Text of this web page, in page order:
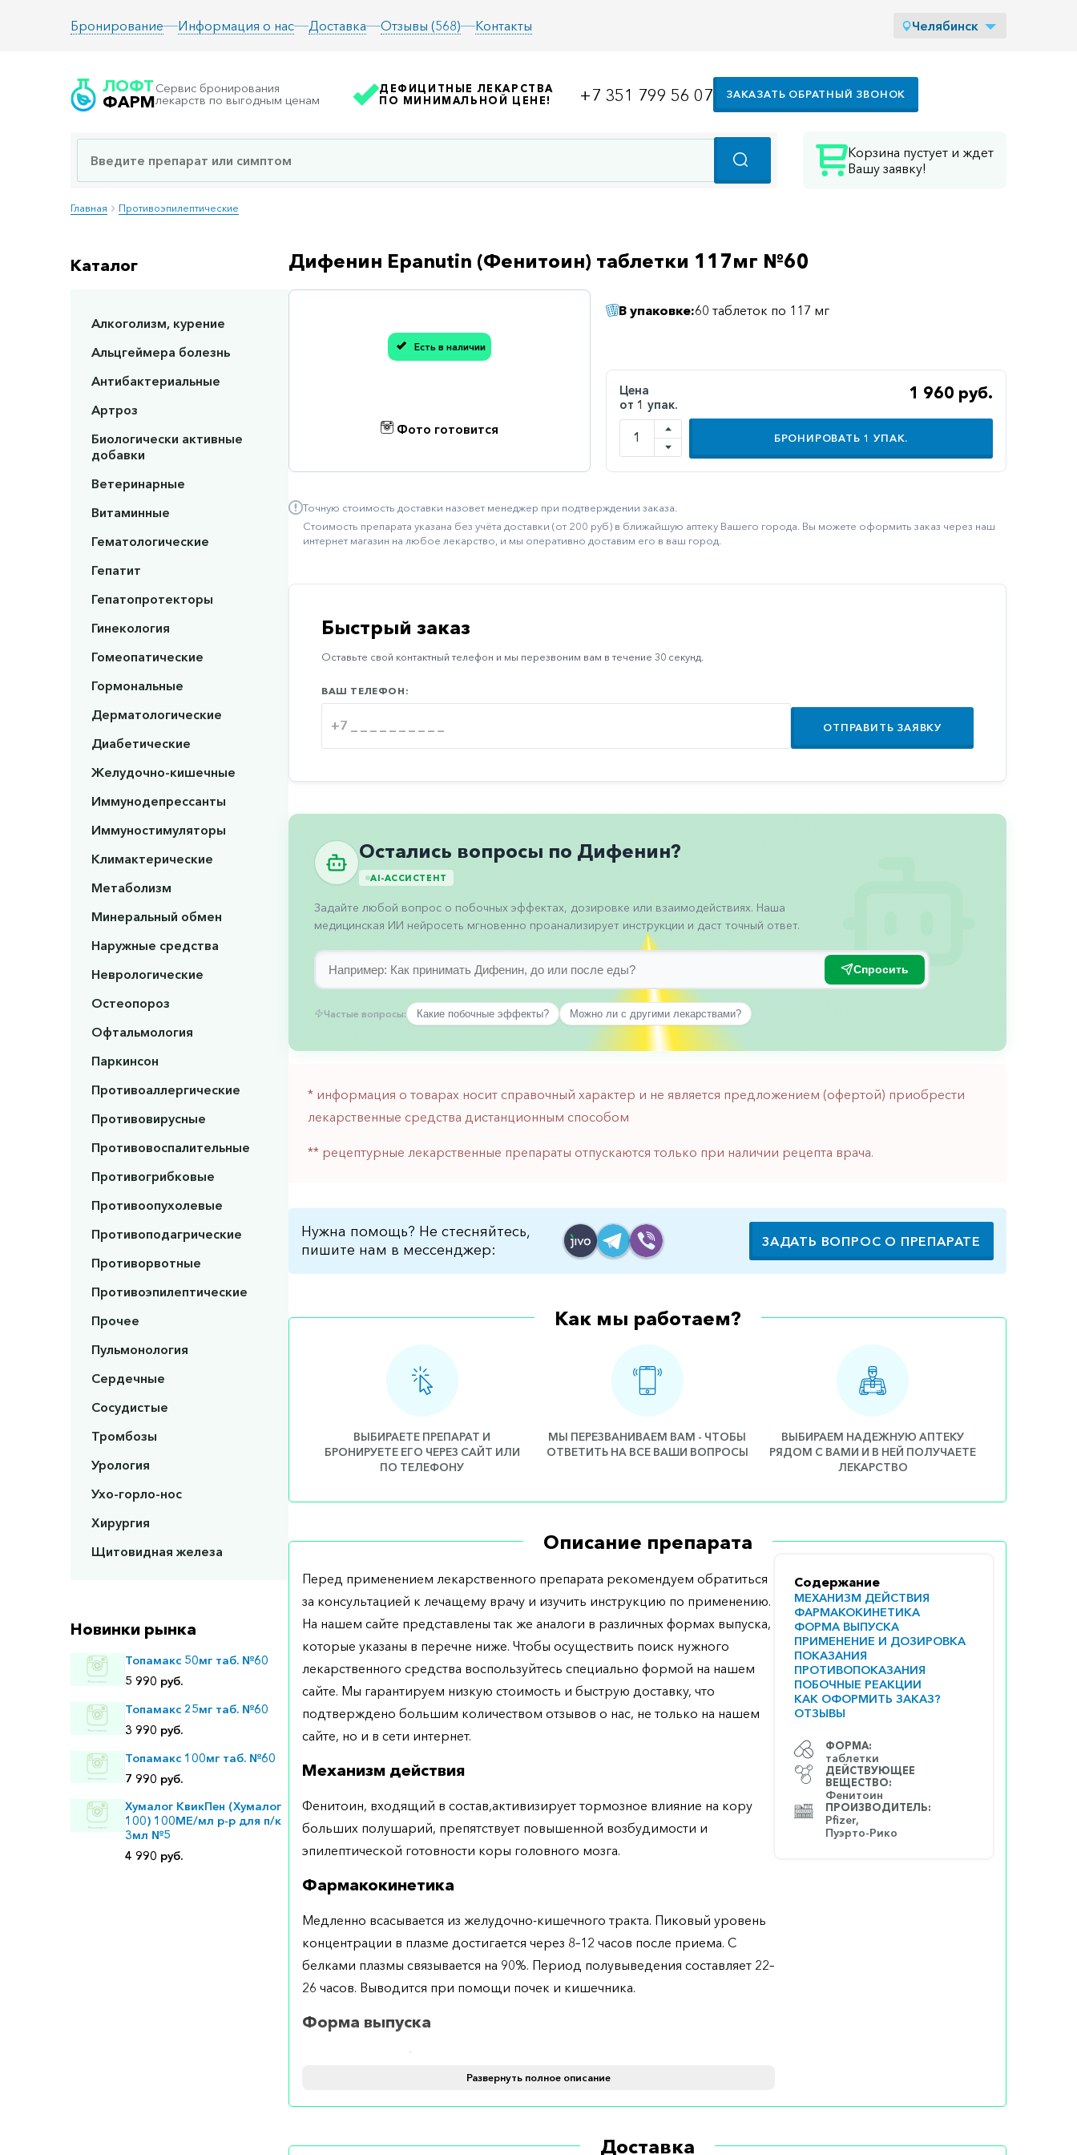
Бронирование Информация о нас Доставка Отзывы (568) Контакты Челябинск
ЛОФТ
ФАРМ
Сервис бронирования
лекарств по выгодным ценам
Корзина пустует и ждет
Вашу заявку!
ДЕФИЦИТНЫЕ ЛЕКАРСТВА
ПО МИНИМАЛЬНОЙ ЦЕНЕ!
+7 351 799 56 07 ЗАКАЗАТЬ ОБРАТНЫЙ ЗВОНОК
Главная Противоэпилептические
Каталог
Алкоголизм, курение
Альцгеймера болезнь
Антибактериальные
Артроз
Биологически активные
добавки
Ветеринарные
Витаминные
Гематологические
Гепатит
Гепатопротекторы
Гинекология
Гомеопатические
Гормональные
Дерматологические
Диабетические
Желудочно-кишечные
Иммунодепрессанты
Иммуностимуляторы
Климактерические
Метаболизм
Минеральный обмен
Наружные средства
Неврологические
Остеопороз
Офтальмология
Паркинсон
Противоаллергические
Противовирусные
Противовоспалительные
Противогрибковые
Противоопухолевые
Противоподагрические
Противорвотные
Противоэпилептические
Прочее
Пульмонология
Сердечные
Сосудистые
Тромбозы
Урология
Ухо-горло-нос
Хирургия
Щитовидная железа
Новинки рынка
Топамакс 50мг таб. №60
5 990 руб.
Топамакс 25мг таб. №60
3 990 руб.
Топамакс 100мг таб. №60
7 990 руб.
Хумалог КвикПен (Хумалог
100) 100МЕ/мл р-р для п/к
3мл №5
4 990 руб.
Дифенин Epanutin (Фенитоин) таблетки 117мг №60
Есть в наличии
Фото готовится
В упаковке:60 таблеток по 117 мг
Цена
от 1 упак.
1 960 руб.
БРОНИРОВАТЬ 1 УПАК.
Точную стоимость доставки назовет менеджер при подтверждении заказа.
Стоимость препарата указана без учёта доставки (от 200 руб) в ближайшую аптеку Вашего города. Вы можете оформить заказ через наш
интернет магазин на любое лекарство, и мы оперативно доставим его в ваш город.
Быстрый заказ
Оставьте свой контактный телефон и мы перезвоним вам в течение 30 секунд.
ВАШ ТЕЛЕФОН:
ОТПРАВИТЬ ЗАЯВКУ
Остались вопросы по Дифенин?
AI-АССИСТЕНТ
Задайте любой вопрос о побочных эффектах, дозировке или взаимодействиях. Наша
медицинская ИИ нейросеть мгновенно проанализирует инструкции и даст точный ответ.
Спросить
Частые вопросы: Какие побочные эффекты? Можно ли с другими лекарствами?
* информация о товарах носит справочный характер и не является предложением (офертой) приобрести
лекарственные средства дистанционным способом
** рецептурные лекарственные препараты отпускаются только при наличии рецепта врача.
Нужна помощь? Не стесняйтесь,
пишите нам в мессенджер:
ЗАДАТЬ ВОПРОС О ПРЕПАРАТЕ
Как мы работаем?
ВЫБИРАЕТЕ ПРЕПАРАТ И
БРОНИРУЕТЕ ЕГО ЧЕРЕЗ САЙТ ИЛИ
ПО ТЕЛЕФОНУ
МЫ ПЕРЕЗВАНИВАЕМ ВАМ - ЧТОБЫ
ОТВЕТИТЬ НА ВСЕ ВАШИ ВОПРОСЫ
ВЫБИРАЕМ НАДЕЖНУЮ АПТЕКУ
РЯДОМ С ВАМИ И В НЕЙ ПОЛУЧАЕТЕ
ЛЕКАРСТВО
Описание препарата
Содержание
МЕХАНИЗМ ДЕЙСТВИЯ
ФАРМАКОКИНЕТИКА
ФОРМА ВЫПУСКА
ПРИМЕНЕНИЕ И ДОЗИРОВКА
ПОКАЗАНИЯ
ПРОТИВОПОКАЗАНИЯ
ПОБОЧНЫЕ РЕАКЦИИ
КАК ОФОРМИТЬ ЗАКАЗ?
ОТЗЫВЫ
ФОРМА:
таблетки
ДЕЙСТВУЮЩЕЕ
ВЕЩЕСТВО:
Фенитоин
ПРОИЗВОДИТЕЛЬ:
Pfizer,
Пуэрто-Рико
Перед применением лекарственного препарата рекомендуем обратиться
за консультацией к лечащему врачу и изучить инструкцию по применению.
На нашем сайте представлены так же аналоги в различных формах выпуска,
которые указаны в перечне ниже. Чтобы осуществить поиск нужного
лекарственного средства воспользуйтесь специально формой на нашем
сайте. Мы гарантируем низкую стоимость и быструю доставку, что
подтверждено большим количеством отзывов о нас, не только на нашем
сайте, но и в сети интернет.
Механизм действия
Фенитоин, входящий в состав,активизирует тормозное влияние на кору
больших полушарий, препятствует повышенной возбудимости и
эпилептической готовности коры головного мозга.
Фармакокинетика
Медленно всасывается из желудочно-кишечного тракта. Пиковый уровень
концентрации в плазме достигается через 8–12 часов после приема. С
белками плазмы связывается на 90%. Период полувыведения составляет 22–
26 часов. Выводится при помощи почек и кишечника.
Форма выпуска
Выпускается в таблетках по 117 мг №60.
раза в день.
Развернуть полное описание
Доставка